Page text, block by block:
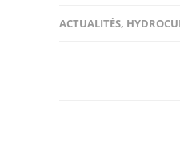
ACTUALITÉS,